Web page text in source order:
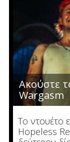
Ακούστε
Wargasm
To ντουέτο
Hopeless